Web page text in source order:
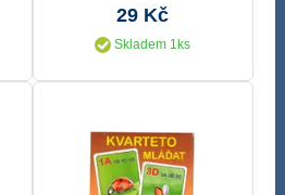
27x23cm
29 Kč
Skladem 1ks